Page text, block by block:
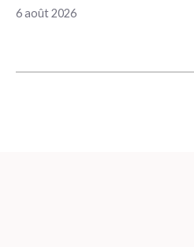
6 août 2026